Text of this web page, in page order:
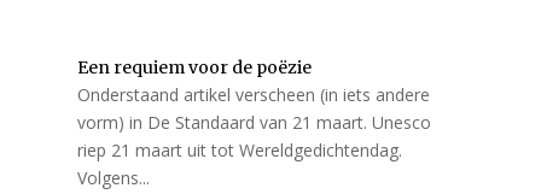
Een requiem voor de poëzie
Onderstaand artikel verscheen (in iets andere
vorm) in De Standaard van 21 maart. Unesco
riep 21 maart uit tot Wereldgedichtendag.
Volgens...